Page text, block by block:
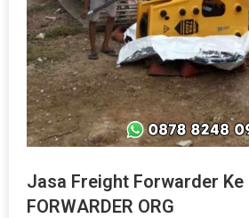
Jasa Freight Forwarder Ke
FORWARDER ORG